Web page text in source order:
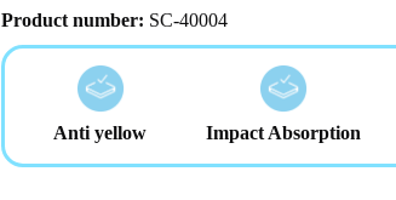
Product number: SC-40004
Anti yellow Impact Absorption